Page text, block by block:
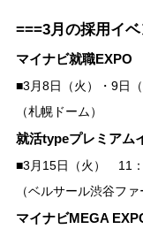
===3月の採用イ
マイナビ就職EXPO
■3月8日（火）・9日
（札幌ドーム）
就活typeプレミア
■3月15日（火） 11
（ベルサール渋谷ファ
マイナビMEGA